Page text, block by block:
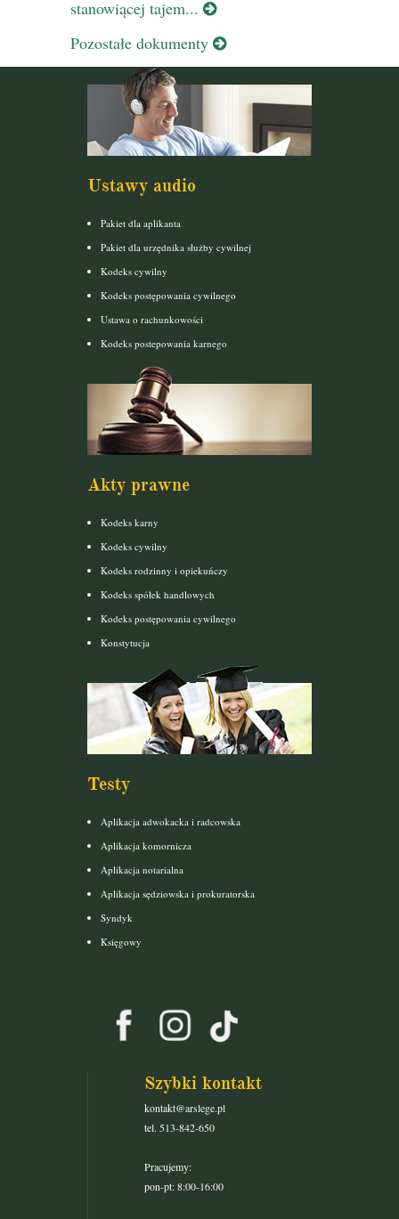
stanowiącej tajem...
Pozostałe dokumenty
Ustawy audio
Pakiet dla aplikanta
Pakiet dla urzędnika służby cywilnej
Kodeks cywilny
Kodeks postępowania cywilnego
Ustawa o rachunkowości
Kodeks postepowania karnego
Akty prawne
Kodeks karny
Kodeks cywilny
Kodeks rodzinny i opiekuńczy
Kodeks spółek handlowych
Kodeks postępowania cywilnego
Konstytucja
Testy
Aplikacja adwokacka i radcowska
Aplikacja komornicza
Aplikacja notarialna
Aplikacja sędziowska i prokuratorska
Syndyk
Księgowy
Szybki kontakt
kontakt@arslege.pl
tel. 513-842-650
Pracujemy:
pon-pt: 8:00-16:00